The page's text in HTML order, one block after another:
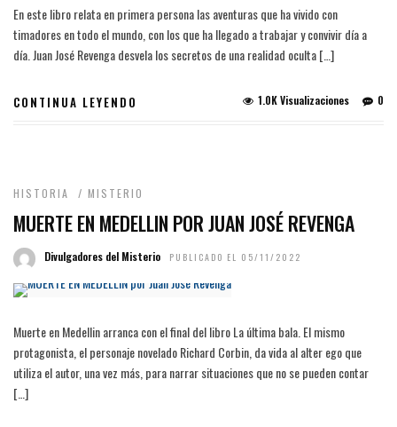
En este libro relata en primera persona las aventuras que ha vivido con
timadores en todo el mundo, con los que ha llegado a trabajar y convivir día a
día. Juan José Revenga desvela los secretos de una realidad oculta […]
CONTINUA LEYENDO 0
1.0K Visualizaciones
HISTORIA / MISTERIO
MUERTE EN MEDELLIN POR JUAN JOSÉ REVENGA
Divulgadores del Misterio PUBLICADO EL 05/11/2022
Muerte en Medellin arranca con el final del libro La última bala. El mismo
protagonista, el personaje novelado Richard Corbin, da vida al alter ego que
utiliza el autor, una vez más, para narrar situaciones que no se pueden contar
[…]